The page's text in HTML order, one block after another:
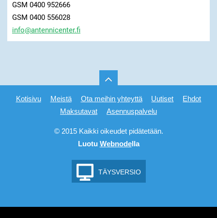
GSM 0400 952666
GSM 0400 556028
info@antennicenter.fi
Kotisivu Meistä Ota meihin yhteyttä Uutiset
Ehdot
Maksutavat
Asennuspalvelu
© 2015 Kaikki oikeudet pidätetään.
Luotu Webnodella
TÄYSVERSIO